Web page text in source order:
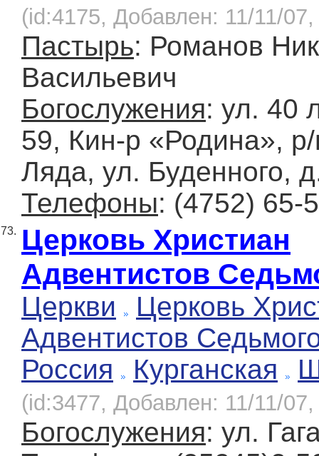
(id:4175, Добавлен: 11/11/
Пастырь: Романов
Васильевич
Богослужения: ул. 40
59, Кин-р «Родина»,
Ляда, ул. Буденного,
Телефоны: (4752) 65-
73. Церковь Христиан
Адвентистов
Церкви
Церковь
Адвентистов
Россия
Курганская
(id:3477, Добавлен: 11/11/
Богослужения: ул.